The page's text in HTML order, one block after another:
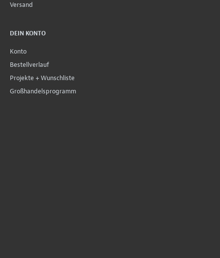
Versand
DEIN KONTO
Konto
Bestellverlauf
Projekte + Wunschliste
Großhandelsprogramm